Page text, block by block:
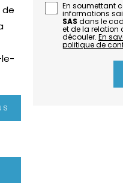
de
le-
En soumettant
informations
SAS dans le
et de la relation
découler. En
politique de